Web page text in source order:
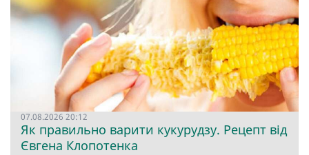
07.08.2026 20:12
Як правильно варити кукурудзу. Рецепт від
Євгена Клопотенка